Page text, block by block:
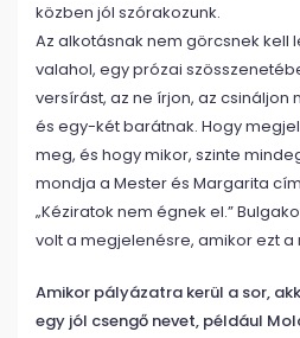
közben jól szórakozunk.
Az alkotásnak nem görcsnek kell
valahol, egy prózai
versírást, az ne írjon, az csináljon
és egy-két barátnak. Hogy
meg, és hogy mikor, szinte
mondja a Mester és Margarita
„Kéziratok nem égnek el.”
volt a megjelenésre, amikor ezt a
Amikor pályázatra kerül a sor,
egy jól csengő nevet, például